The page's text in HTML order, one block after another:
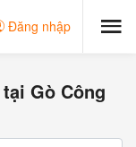
Đăng nhập
Gò Công